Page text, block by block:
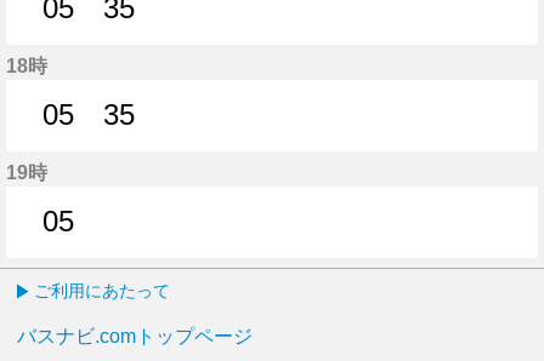
05
35
18時
05
35
19時
05
ご利用にあたって
バスナビ.comトップページ